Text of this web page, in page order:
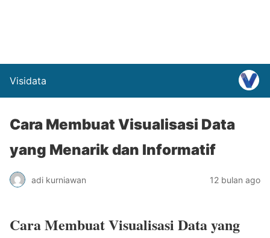
Visidata
Cara Membuat Visualisasi Data
yang Menarik dan Informatif
adi kurniawan 12 bulan ago
Cara Membuat Visualisasi Data yang